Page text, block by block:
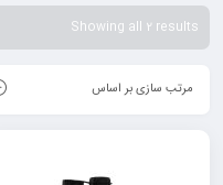
Showing all 2 results
مرتب سازی بر اساس